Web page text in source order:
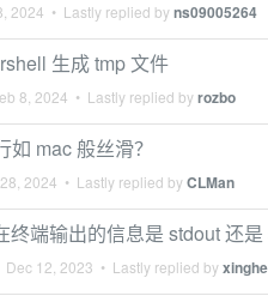
2024 • Lastly replied byns09005264
生成 tmp 文件
8, 2024 • Lastly replied byrozbo
mac 般丝滑？
2024 • Lastly replied byCLMan
端输出的信息是 stdout 还是
Dec 12, 2023 • Lastly replied by